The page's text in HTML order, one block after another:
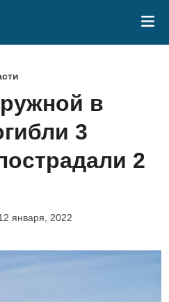
в
3
2
января, 2022